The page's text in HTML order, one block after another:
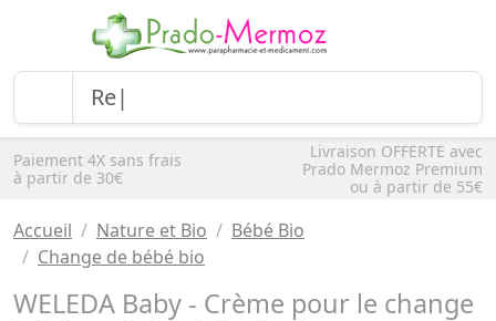
Paiement 4X sans frais
à partir de 30€
Livraison OFFERTE avec
Prado Mermoz Premium
ou à partir de 55€
Accueil Nature et Bio
Bébé Bio
Change de bébé bio
WELEDA Baby - Crème pour le change